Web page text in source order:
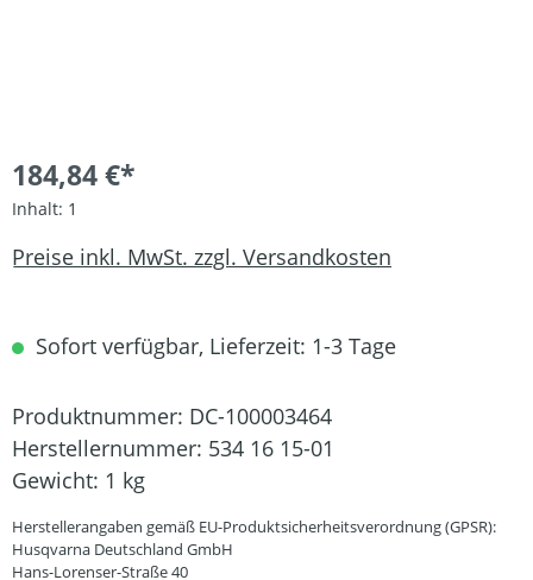
184,84 €*
Inhalt: 1
Preise inkl. MwSt. zzgl. Versandkosten
Sofort verfügbar, Lieferzeit: 1-3 Tage
Produktnummer: DC-100003464
Herstellernummer: 534 16 15-01
Gewicht: 1 kg
Herstellerangaben gemäß EU-Produktsicherheitsverordnung (GPSR):
Husqvarna Deutschland GmbH
Hans-Lorenser-Straße 40